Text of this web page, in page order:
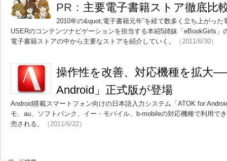
PR： 主要電子書籍ストア徹底比
2010年の&quot;電子書籍元年”を経て数多く立ち上がっ
USERのコンテンツナビゲーションを担当する本紹5姉妹「eBookGirls」
電子書籍ストアの中から主要なストアを紹介していく。
（2011/6/30）
操作性を改善、対応機種を拡大
Android」正式版が登場
Android搭載スマートフォン向けの日本語入力システム「ATOK for
モ、au、ソフトバンク、イー・モバイル、b-mobileの対応機種で利用で
売される。
（2011/6/22）